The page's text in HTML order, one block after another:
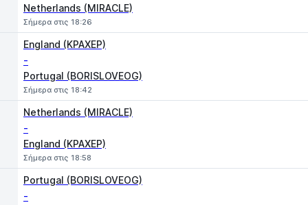
Netherlands (MIRACLE)
Σήμερα στις 18:26
England (KPAXEP)
-
Portugal (BORISLOVEOG)
Σήμερα στις 18:42
Netherlands (MIRACLE)
-
England (KPAXEP)
Σήμερα στις 18:58
Portugal (BORISLOVEOG)
-